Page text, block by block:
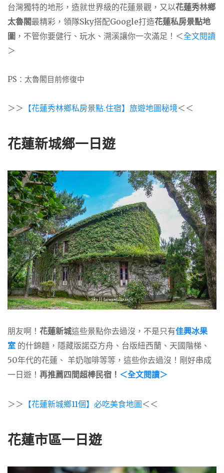
台灣獨特的地形，造就世界級的花蓮景觀，又以花蓮秀林鄉
太魯閣最精彩，領隊Sky搭配Google打造花蓮私房景點地
圖 ，不管你要健行、玩水、溯溪讓你一次滿足！＜全文閱讀
＞
PS：太魯閣目前修復中
＞＞ 【花蓮秀林鄉私房景點.住宿】旅遊地圖秘境＜＜
花蓮新城鄉一日遊
朋友啊！ 花蓮新城這些景點你去過沒，不是只有佳興冰果
室 的什錦麵，隱藏版諾亞方舟、台版紐西蘭、天國階梯、
50年代的花蓮、 羊奶咖啡等等，這些你去過沒！剛好串成
一日遊！ 再推薦四間超棒民宿！ ＜全文閱讀＞
＞＞ 【花蓮新城鄉11個】必吃美食地圖 ＜＜
花蓮市區一日遊